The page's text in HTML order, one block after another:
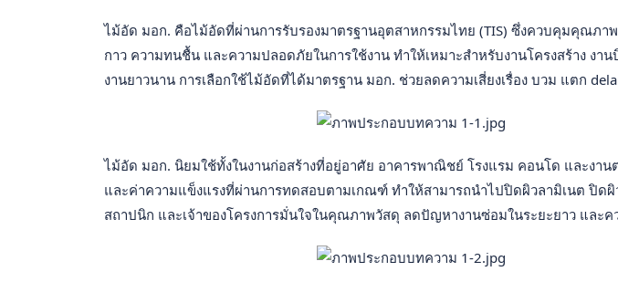
ไม้อัด มอก. คือไม้อัดที่ผ่านการรับรองมาตรฐานอุตสาหกรรมไทย (TIS) ซึ่งควบคุมคุณภ
กาว ความทนชื้น และความปลอดภัยในการใช้งาน ทำให้เหมาะสำหรับงานโครงสร้าง ง
งานยาวนาน การเลือกใช้ไม้อัดที่ได้มาตรฐาน มอก. ช่วยลดความเสี่ยงเรื่อง บวม แตก
ไม้อัด มอก. นิยมใช้ทั้งในงานก่อสร้างที่อยู่อาศัย อาคารพาณิชย์ โรงแรม คอนโด และงา
และค่าความแข็งแรงที่ผ่านการทดสอบตามเกณฑ์ ทำให้สามารถนำไปปิดผิวลามิเนต ปิด
สถาปนิก และเจ้าของโครงการมั่นใจในคุณภาพวัสดุ ลดปัญหางานซ่อมในระยะยาว และ